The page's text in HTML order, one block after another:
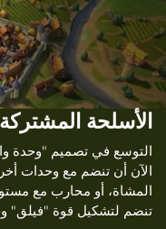
الأسلحة المشتركة
التوسع في تصميم "وحدة
الآن أن تنضم مع وحدات
المشاة، أو محارب مع
تنضم لتشكيل قوة "فيلق"